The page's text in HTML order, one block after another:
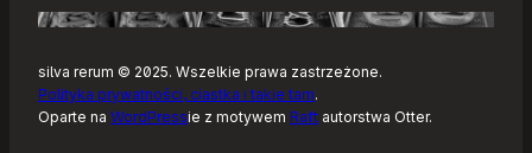
silva rerum © 2025. Wszelkie prawa zastrzeżone.
Polityka prywatności, ciastka i takie tam.
Oparte na WordPressie z motywem Raft autorstwa Otter.